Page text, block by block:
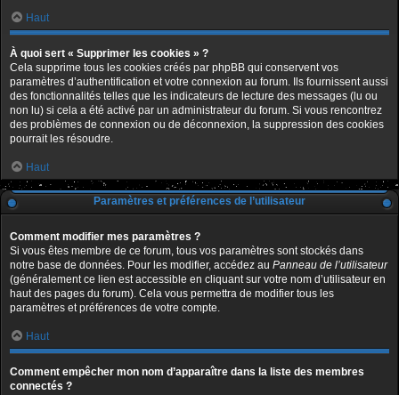
Haut
À quoi sert « Supprimer les cookies » ?
Cela supprime tous les cookies créés par phpBB qui conservent vos
paramètres d’authentification et votre connexion au forum. Ils fournissent aussi
des fonctionnalités telles que les indicateurs de lecture des messages (lu ou
non lu) si cela a été activé par un administrateur du forum. Si vous rencontrez
des problèmes de connexion ou de déconnexion, la suppression des cookies
pourrait les résoudre.
Haut
Paramètres et préférences de l’utilisateur
Comment modifier mes paramètres ?
Si vous êtes membre de ce forum, tous vos paramètres sont stockés dans
notre base de données. Pour les modifier, accédez au Panneau de l’utilisateur
(généralement ce lien est accessible en cliquant sur votre nom d’utilisateur en
haut des pages du forum). Cela vous permettra de modifier tous les
paramètres et préférences de votre compte.
Haut
Comment empêcher mon nom d’apparaître dans la liste des membres
connectés ?